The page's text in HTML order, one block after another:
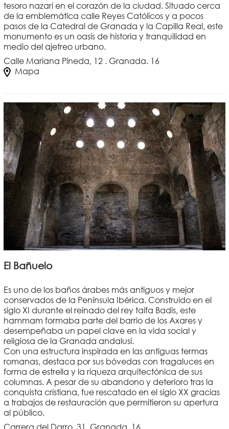
tesoro nazarí en el corazón de la ciudad. Situado cerca
de la emblemática calle Reyes Católicos y a pocos
pasos de la Catedral de Granada y la Capilla Real, este
monumento es un oasis de historia y tranquilidad en
medio del ajetreo urbano.
Calle Mariana Pineda, 12 . Granada. 16
Mapa
El Bañuelo
Es uno de los baños árabes más antiguos y mejor
conservados de la Península Ibérica. Construido en el
siglo XI durante el reinado del rey taifa Badis, este
hammam formaba parte del barrio de los Axares y
desempeñaba un papel clave en la vida social y
religiosa de la Granada andalusí.
Con una estructura inspirada en las antiguas termas
romanas, destaca por sus bóvedas con tragaluces en
forma de estrella y la riqueza arquitectónica de sus
columnas. A pesar de su abandono y deterioro tras la
conquista cristiana, fue rescatado en el siglo XX gracias
a trabajos de restauración que permitieron su apertura
al público.
Carrera del Darro, 31. Granada. 16